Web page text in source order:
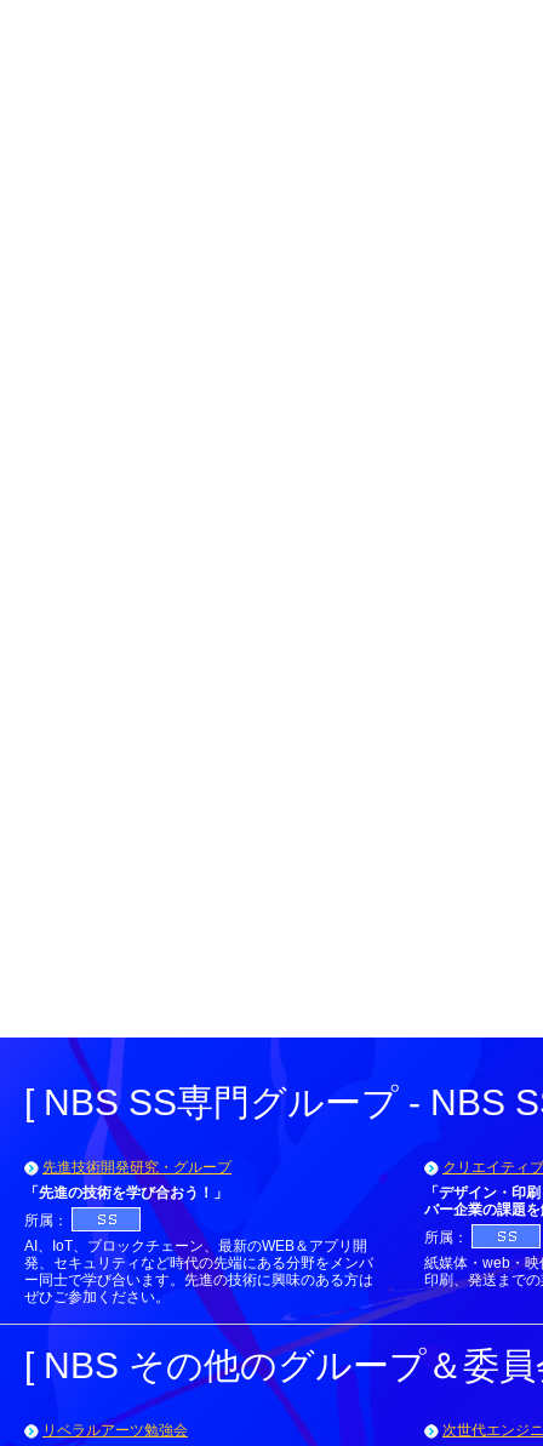
[ NBS SS専門グループ - NBS
先進技術開発研究・グループ
「先進の技術を学び合おう！」
所属：
AI、IoT、ブロックチェーン、最新のWEB＆アプリ開
発、セキュリティなど時代の先端にある分野をメンバ
ー同士で学び合います。先進の技術に興味のある方は
ぜひご参加ください。
クリエイティ
「デザイン・印
バー企業の課題
所属：
紙媒体・web・
印刷、発送まで
[ NBS その他のグループ＆委
リベラルアーツ勉強会
次世代エンジ